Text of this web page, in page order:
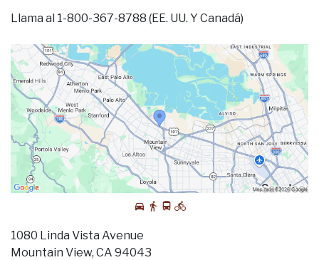
Llama al 1-800-367-8788 (EE. UU. Y Canadá)
1080 Linda Vista Avenue
Mountain View, CA 94043